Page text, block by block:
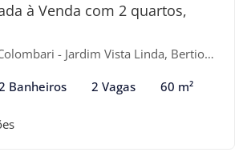
à Venda com 2 quartos,
- Jardim Vista Linda, Bertioga-SP
Banheiros 2 Vagas 60 m²